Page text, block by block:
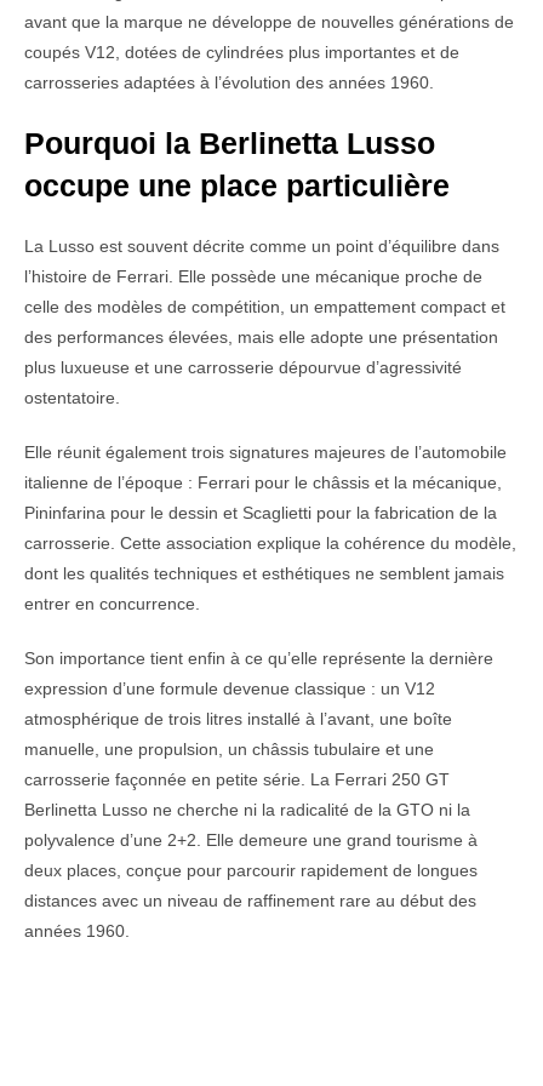
avant que la marque ne développe de nouvelles générations de
coupés V12, dotées de cylindrées plus importantes et de
carrosseries adaptées à l’évolution des années 1960.
Pourquoi la Berlinetta Lusso
occupe une place particulière
La Lusso est souvent décrite comme un point d’équilibre dans
l’histoire de Ferrari. Elle possède une mécanique proche de
celle des modèles de compétition, un empattement compact et
des performances élevées, mais elle adopte une présentation
plus luxueuse et une carrosserie dépourvue d’agressivité
ostentatoire.
Elle réunit également trois signatures majeures de l’automobile
italienne de l’époque : Ferrari pour le châssis et la mécanique,
Pininfarina pour le dessin et Scaglietti pour la fabrication de la
carrosserie. Cette association explique la cohérence du modèle,
dont les qualités techniques et esthétiques ne semblent jamais
entrer en concurrence.
Son importance tient enfin à ce qu’elle représente la dernière
expression d’une formule devenue classique : un V12
atmosphérique de trois litres installé à l’avant, une boîte
manuelle, une propulsion, un châssis tubulaire et une
carrosserie façonnée en petite série. La Ferrari 250 GT
Berlinetta Lusso ne cherche ni la radicalité de la GTO ni la
polyvalence d’une 2+2. Elle demeure une grand tourisme à
deux places, conçue pour parcourir rapidement de longues
distances avec un niveau de raffinement rare au début des
années 1960.